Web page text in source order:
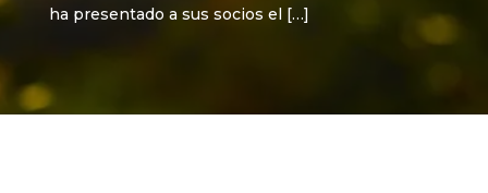
ha presentado a sus socios el […]